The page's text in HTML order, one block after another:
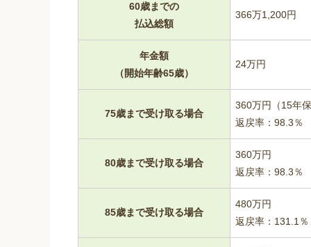
60歳までの
払込総額
366万1,200円
年金額
（開始年齢65歳）
24万円
75歳まで受け取る場合
360万円（15年
返戻率：98.3％
80歳まで受け取る場合
360万円
返戻率：98.3％
85歳まで受け取る場合
480万円
返戻率：131.1％